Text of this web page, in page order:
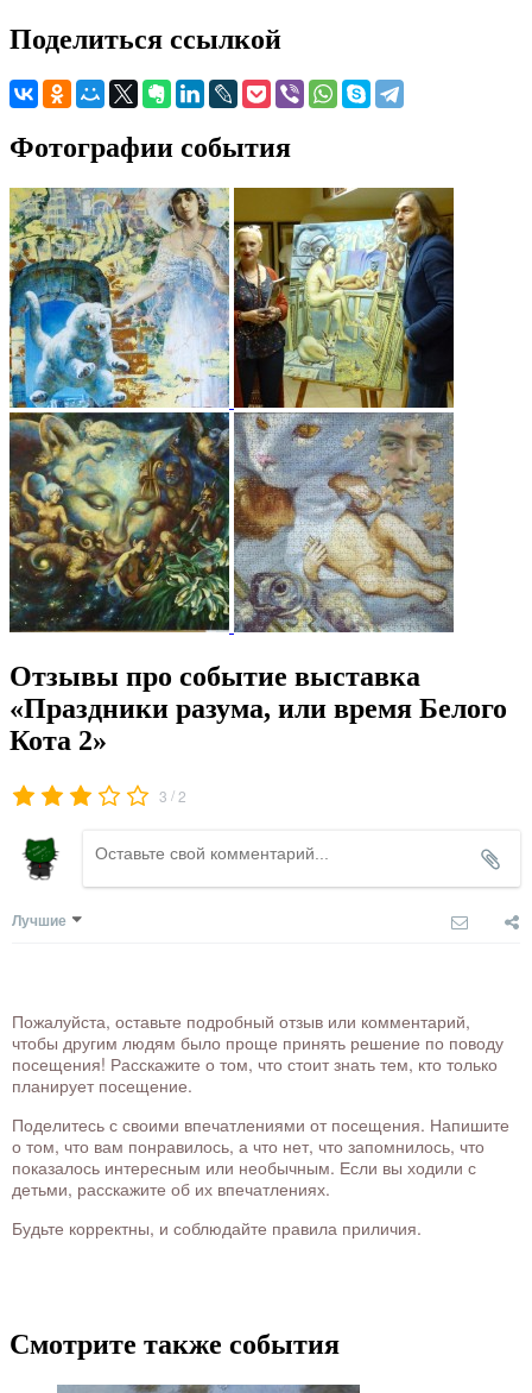
Поделиться ссылкой
Фотографии события
Отзывы про событие выставка
«Праздники разума, или время Белого
Кота 2»
3 /2
Лучшие
Пожалуйста, оставьте подробный отзыв или комментарий,
чтобы другим людям было проще принять решение по поводу
посещения! Расскажите о том, что стоит знать тем, кто только
планирует посещение.
Поделитесь с своими впечатлениями от посещения. Напишите
о том, что вам понравилось, а что нет, что запомнилось, что
показалось интересным или необычным. Если вы ходили с
детьми, расскажите об их впечатлениях.
Будьте корректны, и соблюдайте правила приличия.
Смотрите также события